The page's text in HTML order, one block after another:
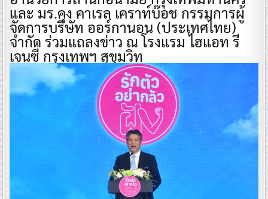
และ มร.คุง คาเรล เคราท์บ๊อช กรรมการผู้
จัดการบริษัท ออร์กานอน (ประเทศไทย)
จำกัด ร่วมแถลงข่าว ณ โรงแรม ไฮแอท รี
เจนซี่ กรุงเทพฯ สุขุมวิท